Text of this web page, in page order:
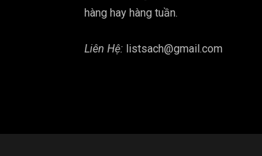
hàng hay hàng tuần.
Liên Hệ: listsach@gmail.com